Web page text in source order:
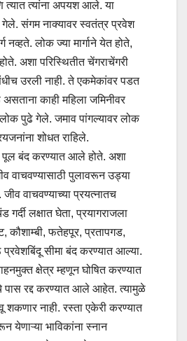
त्यांना अपयश आले. या
संगम नाक्यावर स्वतंत्र प्रवेश
नव्हते. लोक ज्या मार्गाने येत होते,
अशा परिस्थितीत चेंगराचेंगरी
उरली नाही. ते एकमेकांवर पडत
काही महिला जमिनीवर
पुढे गेले. जमाव पांगल्यावर लोक
शोधत राहिले.
पूल बंद करण्यात आले होते. अशा
वाचवण्यासाठी पुलावरून उड्या
वाचवण्याच्या प्रयत्नातच
लक्षात घेता, प्रयागराजला
कौशाम्बी, फतेहपूर, प्रतापगड,
प्रवेशबिंदू सीमा बंद करण्यात आल्या.
क्षेत्र म्हणून घोषित करण्यात
पास रद्द करण्यात आले आहेत. त्यामुळे
शकणार नाही. रस्ता एकेरी करण्यात
येणाऱ्या भाविकांना स्नान